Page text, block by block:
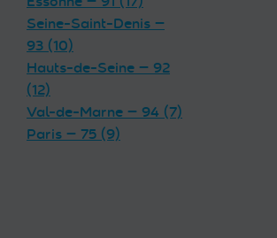
Seine-Saint-Denis —
93 (10)
Hauts-de-Seine — 92
(12)
Val-de-Marne — 94 (7)
Paris — 75 (9)